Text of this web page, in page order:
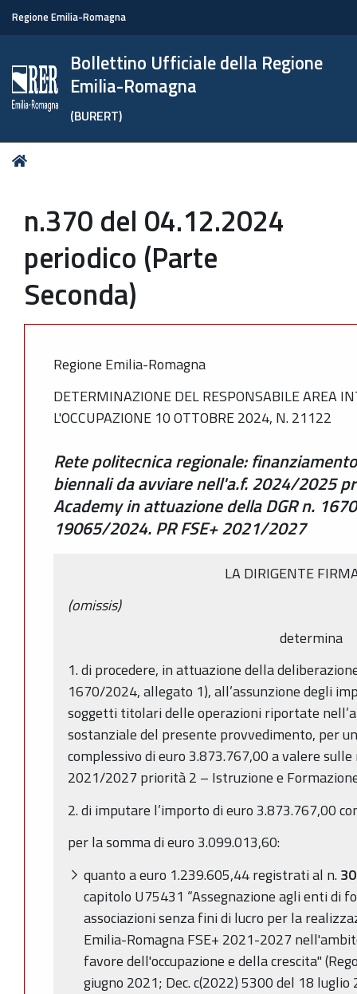
Regione Emilia-Romagna
Bollettino Ufficiale della Regione
Emilia-Romagna
(BURERT)
Tu
n.370 del 04.12.2024
periodico (Parte
Seconda)
Regione Emilia-Romagna
DETERMINAZIONE DEL RESPONSABILE AREA
L'OCCUPAZIONE 10 OTTOBRE 2024, N. 21122
Rete politecnica regionale:
biennali da avviare nell'a.f. 2024/2025
Academy in attuazione della DGR n.
19065/2024. PR FSE+ 2021/2027
LA DIRIGENTE
(omissis)
determina
1. di procedere, in attuazione della
1670/2024, allegato 1), all’assunzione degli
soggetti titolari delle operazioni riportate
sostanziale del presente provvedimento, per
complessivo di euro3.873.767,00a valere sulle
2021/2027 priorità 2 – Istruzione e
2. di imputare l’importo di euro3.873.767,00
per la somma di euro3.099.013,60:
quanto a euro 1.239.605,44registrati al n.
capitolo U75431 “Assegnazione agli enti di
associazioni senza fini di lucro per la
Emilia-Romagna FSE+ 2021-2027
favore dell'occupazione e della crescita"
giugno 2021; Dec. c(2022) 5300 del 18 luglio